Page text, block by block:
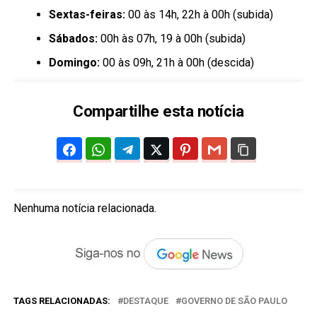
Sextas-feiras:00 às 14h, 22h à 00h (subida)
Sábados:00h às 07h, 19 à 00h (subida)
Domingo:00 às 09h, 21h à 00h (descida)
Compartilhe esta notícia
Nenhuma notícia relacionada.
TAGS RELACIONADAS: DESTAQUE GOVERNO DE SÃO PAULO